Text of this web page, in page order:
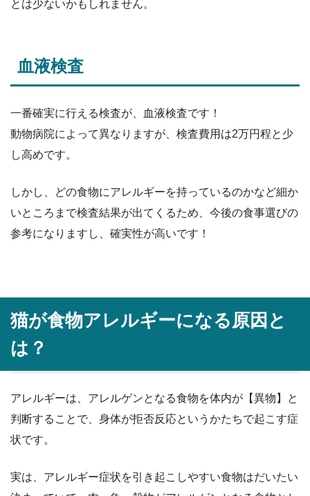
とは少ないかもしれません。
血液検査
一番確実に行える検査が、血液検査です！
動物病院によって異なりますが、検査費用は2万円程と少
し高めです。
しかし、どの食物にアレルギーを持っているのかなど細か
いところまで検査結果が出てくるため、今後の食事選びの
参考になりますし、確実性が高いです！
猫が食物アレルギーになる原因と
は？
アレルギーは、アレルゲンとなる食物を体内が【異物】と
判断することで、身体が拒否反応というかたちで起こす症
状です。
実は、アレルギー症状を引き起こしやすい食物はだいたい